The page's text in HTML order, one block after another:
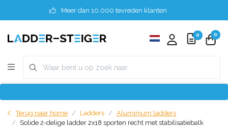
Meer dan 10.000 tevreden klanten
0 0
Terug naar home Ladders
Aluminium ladders
Solide 2-delige ladder 2x18 sporten recht met stabilisatiebalk